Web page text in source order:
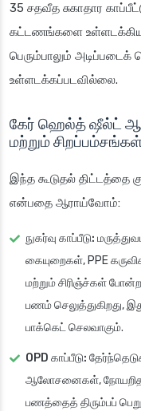
35 சதவீத சுகாதார
கட்டணங்களை
பெரும்பாலும்
உள்ளடக்கப்படவில்லை.
கேர் ஹெல்த் ஷீல்ட்
மற்றும்
இந்த கூடுதல் திட்டத்தை
என்பதை ஆராய்வோம்:
நுகர்வு காப்பீடு:
கையுறைகள், PPE
மற்றும் சிரிஞ்ச்கள்
பணம் செலுத்துகிறது,
பாக்கெட் செலவாகும்.
OPD காப்பீடு:
ஆலோசனைகள்,
பணத்தைத் திரும்பப்